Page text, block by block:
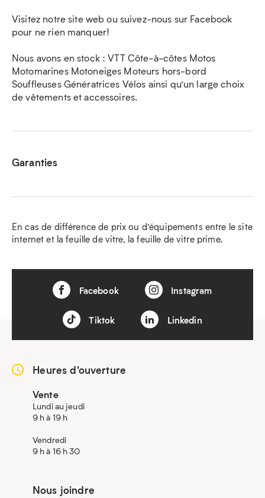
Visitez notre site web ou suivez-nous sur Facebook
pour ne rien manquer!
Nous avons en stock : VTT Côte-à-côtes Motos
Motomarines Motoneiges Moteurs hors-bord
Souffleuses Génératrices Vélos ainsi qu’un large choix
de vêtements et accessoires.
Garanties
En cas de différence de prix ou d’équipements entre le site
internet et la feuille de vitre, la feuille de vitre prime.
Facebook Instagram
Tiktok Linkedin
Heures d'ouverture
Vente
Lundi au jeudi
9 h à 19 h
Vendredi
9 h à 16 h 30
Nous joindre